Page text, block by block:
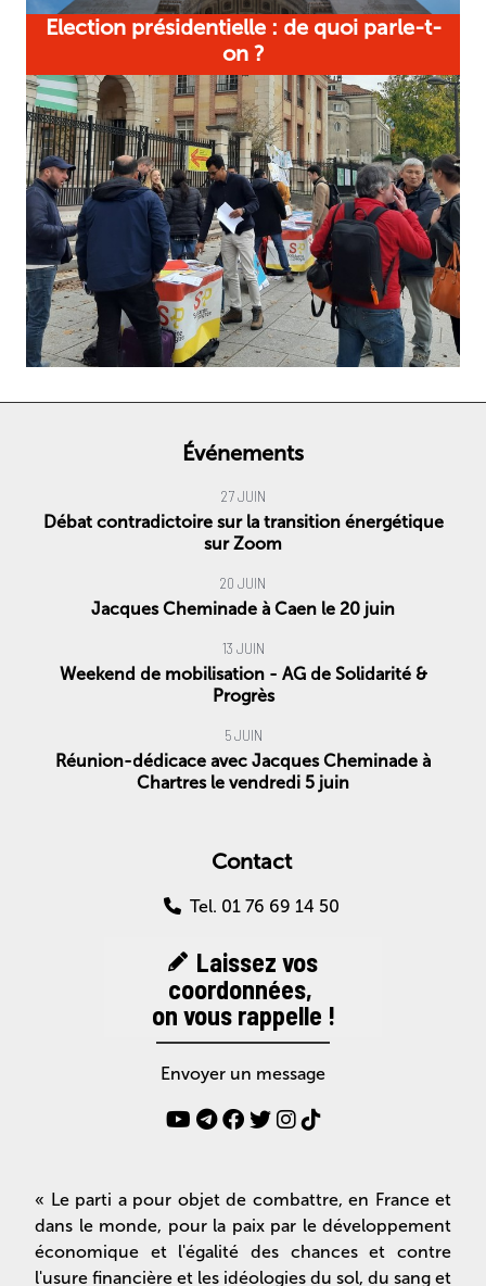
Election présidentielle : de quoi parle-t-
on ?
Événements
27 JUIN
Débat contradictoire sur la transition énergétique
sur Zoom
20 JUIN
Jacques Cheminade à Caen le 20 juin
13 JUIN
Weekend de mobilisation - AG de Solidarité &
Progrès
5 JUIN
Réunion-dédicace avec Jacques Cheminade à
Chartres le vendredi 5 juin
Contact
Tel. 01 76 69 14 50
Laissez vos
coordonnées,
on vous rappelle !
Envoyer un message
« Le parti a pour objet de combattre, en France et
dans le monde, pour la paix par le développement
économique et l'égalité des chances et contre
l'usure financière et les idéologies du sol, du sang et